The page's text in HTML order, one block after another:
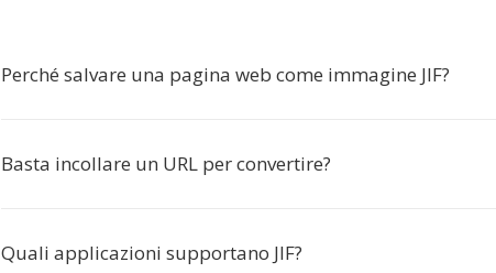
Perché salvare una pagina web come immagine JIF?
Basta incollare un URL per convertire?
Quali applicazioni supportano JIF?